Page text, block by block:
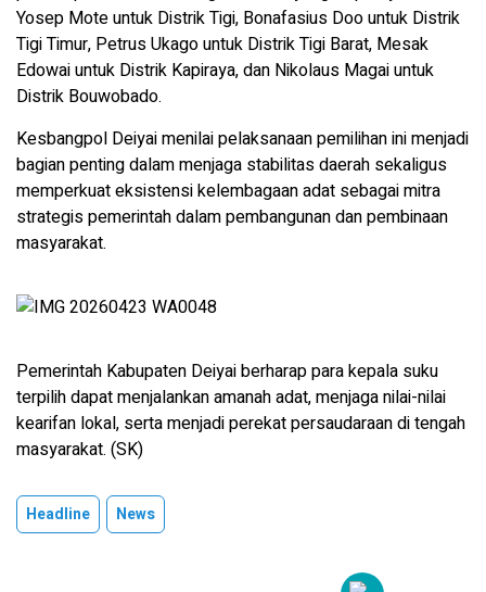
Yosep Mote untuk Distrik Tigi, Bonafasius Doo untuk Distrik
Tigi Timur, Petrus Ukago untuk Distrik Tigi Barat, Mesak
Edowai untuk Distrik Kapiraya, dan Nikolaus Magai untuk
Distrik Bouwobado.
Kesbangpol Deiyai menilai pelaksanaan pemilihan ini menjadi
bagian penting dalam menjaga stabilitas daerah sekaligus
memperkuat eksistensi kelembagaan adat sebagai mitra
strategis pemerintah dalam pembangunan dan pembinaan
masyarakat.
Pemerintah Kabupaten Deiyai berharap para kepala suku
terpilih dapat menjalankan amanah adat, menjaga nilai-nilai
kearifan lokal, serta menjadi perekat persaudaraan di tengah
masyarakat. (SK)
Headline News